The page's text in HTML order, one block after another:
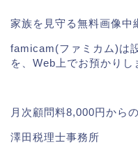
家族を見守る無料画像中
famicam(ファミカム)は
を、Web上でお預かりし
月次顧問料8,000円から
澤田税理士事務所